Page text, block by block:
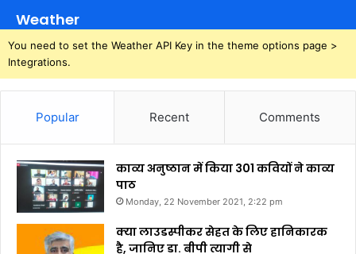
Weather
You need to set the Weather API Key in the theme options page >
Integrations.
Popular Recent Comments
काव्य अनुष्ठान में किया 301 कवियों ने काव्य
पाठ
Monday, 22 November 2021, 2:22 pm
क्या लाउडस्पीकर सेहत के लिए हानिकारक
है, जानिए डा. बीपी त्यागी से